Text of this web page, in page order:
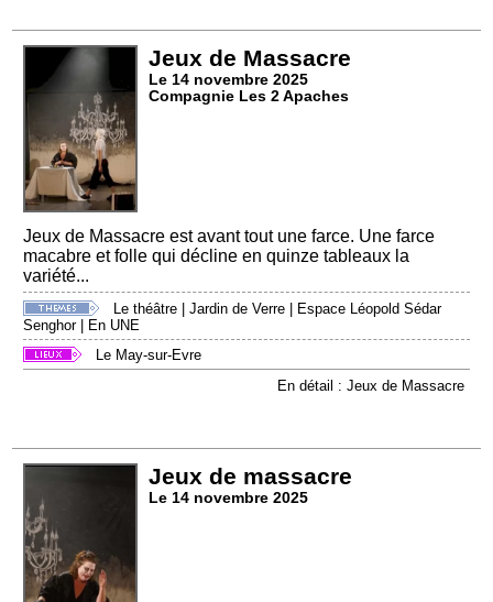
Jeux de Massacre
Le 14 novembre 2025
Compagnie Les 2 Apaches
Jeux de Massacre est avant tout une farce. Une farce
macabre et folle qui décline en quinze tableaux la
variété...
Le théâtre |Jardin de Verre | Espace Léopold Sédar
Senghor| En UNE
Le May-sur-Evre
En détail : Jeux de Massacre
Jeux de massacre
Le 14 novembre 2025